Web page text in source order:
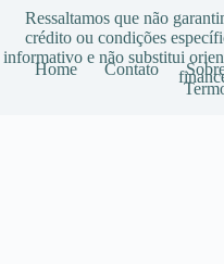
Ressaltamos que não
crédito ou condições
informativo e não substitui
Home Contato